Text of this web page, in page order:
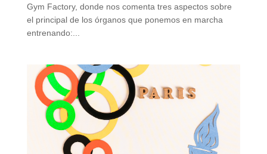
Gym Factory, donde nos comenta tres aspectos sobre
el principal de los órganos que ponemos en marcha
entrenando:...